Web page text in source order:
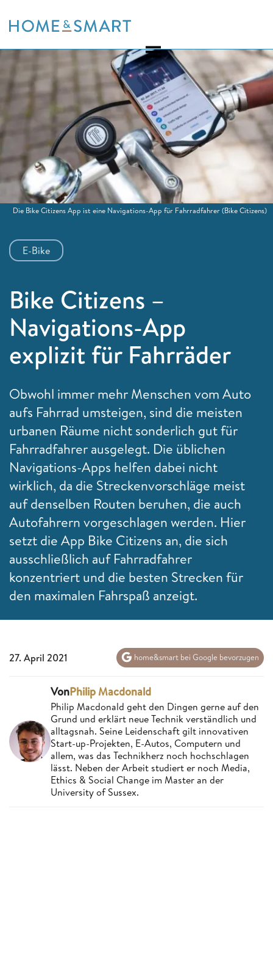
to
E-Bike
Bike Citizens –
Navigations-App
explizit für Fahrräder
Obwohl immer mehr Menschen vom Auto
aufs Fahrrad umsteigen, sind die meisten
urbanen Räume nicht sonderlich gut für
Fahrradfahrer ausgelegt. Die üblichen
Navigations-Apps helfen dabei nicht
wirklich, da die Streckenvorschläge meist
auf denselben Routen beruhen, die auch
Autofahrern vorgeschlagen werden. Hier
setzt die App Bike Citizens an, die sich
ausschließlich auf Fahrradfahrer
konzentriert und die besten Strecken für
den maximalen Fahrspaß anzeigt.
Die Bike Citizens App ist eine Navigations-App für Fahrradfahrer(Bike Citizens)
27. April 2021 home&smart bei Google bevorzugen
VonPhilip Macdonald
Philip Macdonald geht den Dingen gerne auf den
Grund und erklärt neue Technik verständlich und
alltagsnah. Seine Leidenschaft gilt innovativen
Start-up-Projekten, E-Autos, Computern und
allem, was das Technikherz noch hochschlagen
lässt. Neben der Arbeit studiert er noch Media,
Ethics & Social Change im Master an der
University of Sussex.